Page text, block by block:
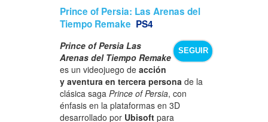
Prince of Persia: Las Arenas del
Tiempo Remake PS4
SEGUIR
Prince of Persia Las
Arenas del Tiempo Remake
es un videojuego deacción
y aventura en tercera persona de la
clásica sagaPrince of Persia, con
énfasis en la plataformas en 3D
desarrollado por Ubisoft para